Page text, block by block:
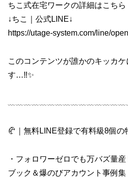
ちこ式在宅ワークの詳細はこちら
↓ちこ｜公式LINE↓
https://utage-system.com/line/
このコンテンツが誰かのキッカ
す…‼︎✨
🥐｜無料LINE登録で有料級8個の
・フォロワーゼロでも万バズ量
ブック＆爆のびアカウント事例集